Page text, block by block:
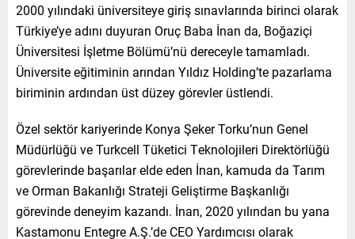
2000 yılındaki üniversiteye giriş sınavlarında birinci olarak
Türkiye’ye adını duyuran Oruç Baba İnan da, Boğaziçi
Üniversitesi İşletme Bölümü’nü dereceyle tamamladı.
Üniversite eğitiminin arından Yıldız Holding’te pazarlama
biriminin ardından üst düzey görevler üstlendi.
Özel sektör kariyerinde Konya Şeker Torku’nun Genel
Müdürlüğü ve Turkcell Tüketici Teknolojileri Direktörlüğü
görevlerinde başarılar elde eden İnan, kamuda da Tarım
ve Orman Bakanlığı Strateji Geliştirme Başkanlığı
görevinde deneyim kazandı. İnan, 2020 yılından bu yana
Kastamonu Entegre A.Ş.’de CEO Yardımcısı olarak